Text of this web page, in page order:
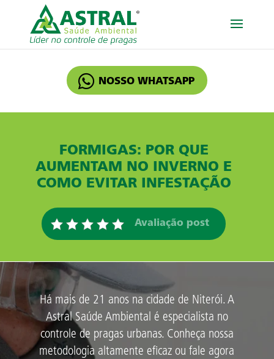
NOSSO WHATSAPP
FORMIGAS: POR QUE
AUMENTAM NO INVERNO E
COMO EVITAR INFESTAÇÃO
Avaliação post
Há mais de 21 anos na cidade de Niterói. A
Astral Saúde Ambiental é especialista no
controle de pragas urbanas. Conheça nossa
metodologia altamente eficaz ou fale agora